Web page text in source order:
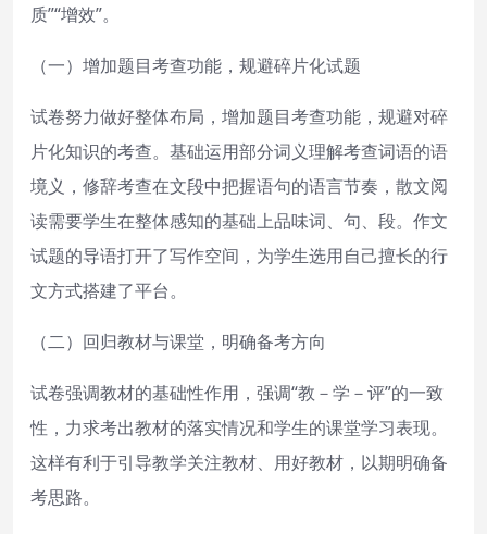
质”“增效”。
（一）增加题目考查功能，规避碎片化试题
试卷努力做好整体布局，增加题目考查功能，规避对碎
片化知识的考查。基础运用部分词义理解考查词语的语
境义，修辞考查在文段中把握语句的语言节奏，散文阅
读需要学生在整体感知的基础上品味词、句、段。作文
试题的导语打开了写作空间，为学生选用自己擅长的行
文方式搭建了平台。
（二）回归教材与课堂，明确备考方向
试卷强调教材的基础性作用，强调“教－学－评”的一致
性，力求考出教材的落实情况和学生的课堂学习表现。
这样有利于引导教学关注教材、用好教材，以期明确备
考思路。